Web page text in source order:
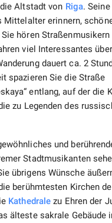
Altstadt von Riga.
Mittelalter erinnern,
hören
viel Interessantes über
dauert ca. 2
spazieren Sie die Straße
entlang, auf der die
zu Legenden des
und
Stadtmusikanten
übrigens Wünsche
berühmtesten Kirchen
Kathedrale zu Ehren der
älteste sakrale Gebäude